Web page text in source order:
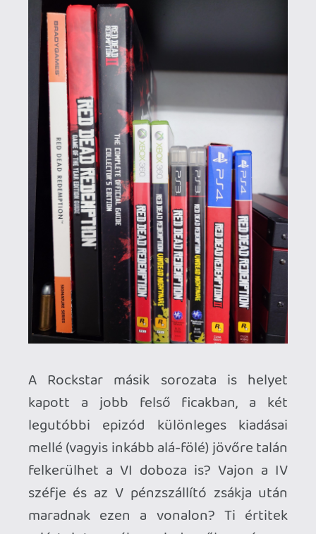
megcsíptem az Assassins of Kings Dark
Edition-t, ami ráadásul "One X Enhanced"
frissítést is kapott, így 4K-ban a Red Dead
Redemption első részéhez hasonlóan
mature-ként is indulhat némi
engedménnyel a teen kategóriában.